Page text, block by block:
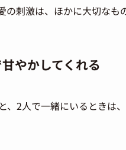
の刺激は、ほかに大切なも
やかしてくれる
、2人で一緒にいるときは